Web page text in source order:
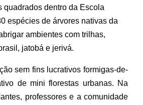
quadrados dentro da Escola
espécies de árvores nativas da
ambientes com trilhas,
jatobá e jerivá.
sem fins lucrativos formigas-de-
de mini florestas urbanas. Na
professores e a comunidade